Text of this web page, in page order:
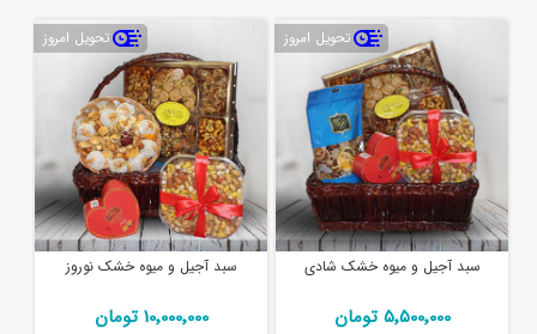
تحویل امروز
سبد آجیل و میوه خشک شادی
5٬500٬000 تومان
تحویل امروز
سبد آجیل و میوه خشک نوروز
10٬000٬000 تومان